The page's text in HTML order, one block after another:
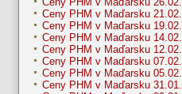
Ceny PHM v Maďarsku 21.02.
Ceny PHM v Maďarsku 19.02.
Ceny PHM v Maďarsku 14.02.
Ceny PHM v Maďarsku 12.02.
Ceny PHM v Maďarsku 07.02.
Ceny PHM v Maďarsku 05.02.
Ceny PHM v Maďarsku 31.01.